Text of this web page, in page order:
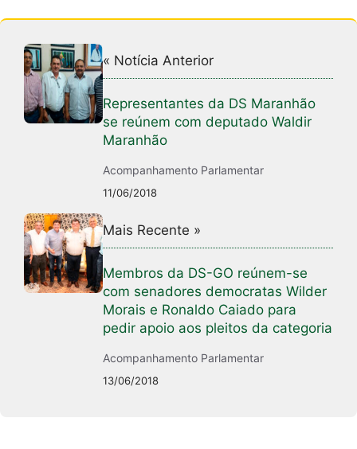
« Notícia Anterior
Representantes da DS Maranhão
se reúnem com deputado Waldir
Maranhão
Acompanhamento Parlamentar
11/06/2018
Mais Recente »
Membros da DS-GO reúnem-se
com senadores democratas Wilder
Morais e Ronaldo Caiado para
pedir apoio aos pleitos da categoria
Acompanhamento Parlamentar
13/06/2018